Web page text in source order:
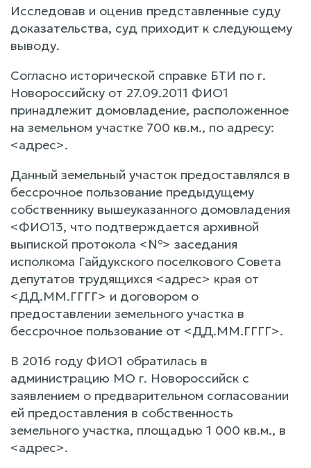
Исследовав и оценив представленные суду
доказательства, суд приходит к следующему
выводу.
Согласно исторической справке БТИ по г.
Новороссийску от 27.09.2011 ФИО1
принадлежит домовладение, расположенное
на земельном участке 700 кв.м., по адресу:
<адрес>.
Данный земельный участок предоставлялся в
бессрочное пользование предыдущему
собственнику вышеуказанного домовладения
<ФИО13, что подтверждается архивной
выпиской протокола <№> заседания
исполкома Гайдукского поселкового Совета
депутатов трудящихся <адрес> края от
<ДД.ММ.ГГГГ> и договором о
предоставлении земельного участка в
бессрочное пользование от <ДД.ММ.ГГГГ>.
В 2016 году ФИО1 обратилась в
администрацию МО г. Новороссийск с
заявлением о предварительном согласовании
ей предоставления в собственность
земельного участка, площадью 1 000 кв.м., в
<адрес>.